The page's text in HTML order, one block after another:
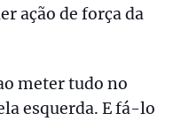
ação de força da
meter tudo no
esquerda. E fá-lo